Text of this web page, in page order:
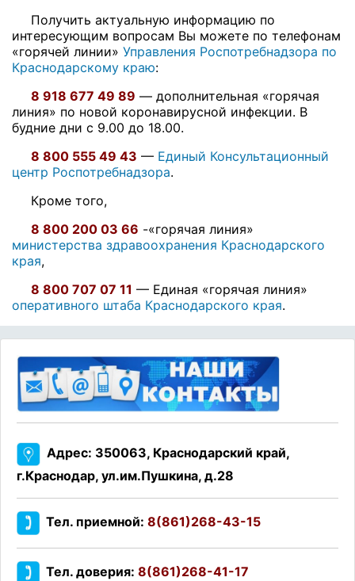
Получить актуальную информацию по
интересующим вопросам Вы можете по телефонам
«горячей линии» Управления Роспотребнадзора по
Краснодарскому краю:
8 918 677 49 89 — дополнительная «горячая
линия» по новой коронавирусной инфекции. В
будние дни с 9.00 до 18.00.
8 800 555 49 43 — Единый Консультационный
центр Роспотребнадзора.
Кроме того,
8 800 200 03 66 -«горячая линия»
министерства здравоохранения Краснодарского
края,
8 800 707 07 11 — Единая «горячая линия»
оперативного штаба Краснодарского края.
Адрес: 350063, Краснодарский край,
г.Краснодар, ул.им.Пушкина, д.28
Тел. приемной: 8(861)268-43-15
Тел. доверия: 8(861)268-41-17